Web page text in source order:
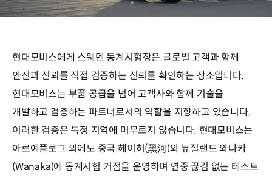
현대모비스에게 스웨덴 동계시험장은 글로벌 고객과 함께
안전과 신뢰를 직접 검증하는 신뢰를 확인하는 장소입니다.
현대모비스는 부품 공급을 넘어 고객사와 함께 기술을
개발하고 검증하는 파트너로서의 역할을 지향하고 있습니다.
이러한 검증은 특정 지역에 머무르지 않습니다. 현대모비스는
아르예플로그 외에도 중국 헤이허(黑河)와 뉴질랜드 와나카
(Wanaka)에 동계시험 거점을 운영하며 연중 끊김 없는 테스트